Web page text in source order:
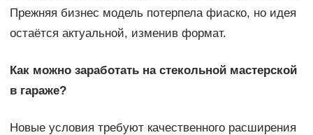
Прежняя бизнес модель потерпела фиаско, но идея
остаётся актуальной, изменив формат.
Как можно заработать на стекольной мастерской
в гараже?
Новые условия требуют качественного расширения